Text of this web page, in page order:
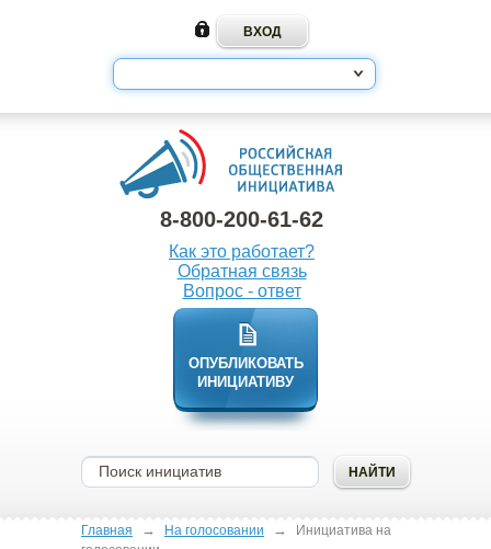
8-800-200-61-62
Как это работает?
Обратная связь
Вопрос - ответ
ОПУБЛИКОВАТЬ
ИНИЦИАТИВУ
Главная → На голосовании →
Инициатива на